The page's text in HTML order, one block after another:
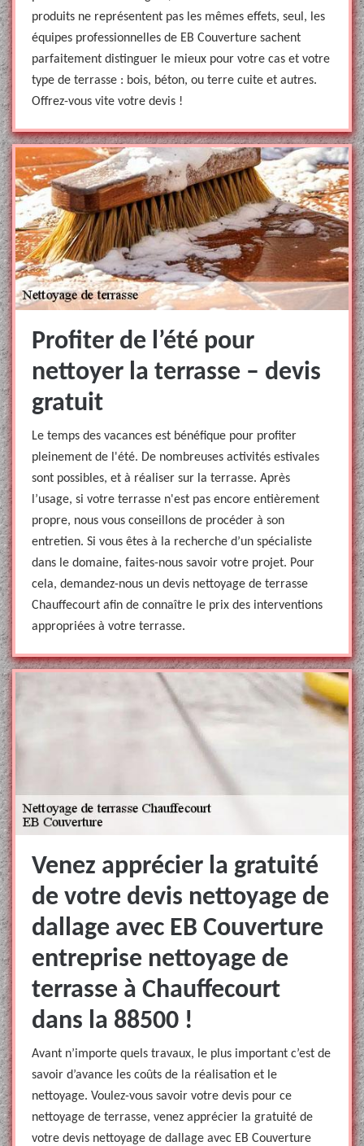
produits ne représentent pas les mêmes effets, seul, les
équipes professionnelles de EB Couverture sachent
parfaitement distinguer le mieux pour votre cas et votre
type de terrasse : bois, béton, ou terre cuite et autres.
Offrez-vous vite votre devis !
Profiter de l’été pour
nettoyer la terrasse – devis
gratuit
Le temps des vacances est bénéfique pour profiter
pleinement de l'été. De nombreuses activités estivales
sont possibles, et à réaliser sur la terrasse. Après
l’usage, si votre terrasse n'est pas encore entièrement
propre, nous vous conseillons de procéder à son
entretien. Si vous êtes à la recherche d’un spécialiste
dans le domaine, faites-nous savoir votre projet. Pour
cela, demandez-nous un devis nettoyage de terrasse
Chauffecourt afin de connaître le prix des interventions
appropriées à votre terrasse.
Venez apprécier la gratuité
de votre devis nettoyage de
dallage avec EB Couverture
entreprise nettoyage de
terrasse à Chauffecourt
dans la 88500 !
Avant n’importe quels travaux, le plus important c’est de
savoir d’avance les coûts de la réalisation et le
nettoyage. Voulez-vous savoir votre devis pour ce
nettoyage de terrasse, venez apprécier la gratuité de
votre devis nettoyage de dallage avec EB Couverture